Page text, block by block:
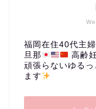
福岡在住40代主婦
旦那
高齢
頑張らないゆる
ます